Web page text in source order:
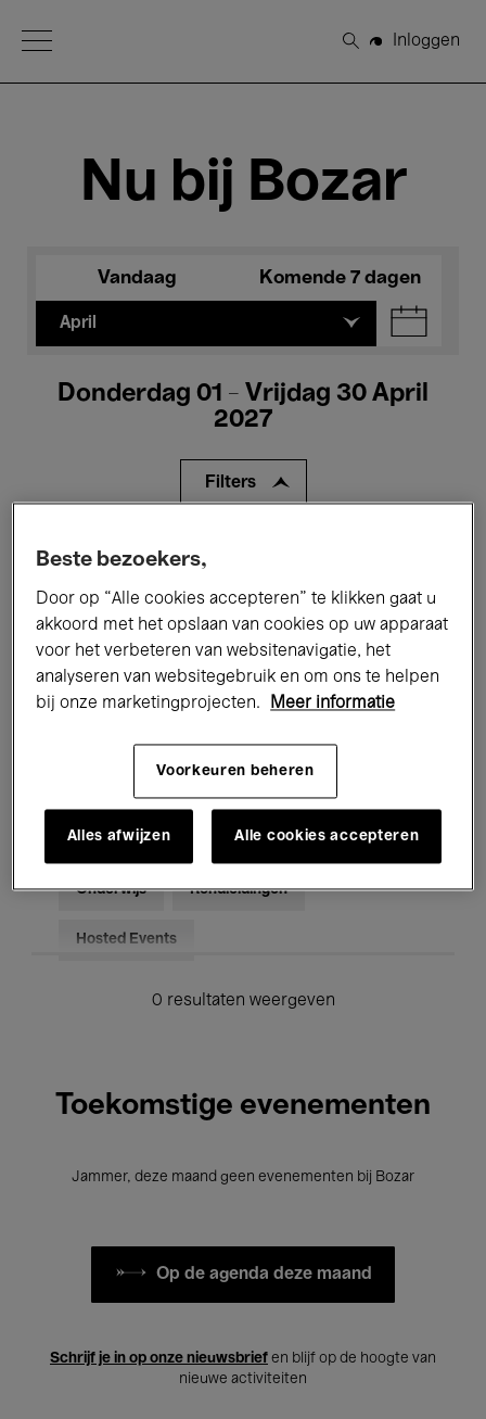
Open Menu
Zoeken
Inloggen
Nu bij Bozar
Vandaag Komende 7 dagen
April
Donderdag 01 - Vrijdag 30 April
2027
Filters
Alle evenementen
Tentoonstellingen Films
Performances Lezingen & Debatten
Jazz Klassieke Muziek Global Music
Voor iedereen Kids’ Palace
Onderwijs Rondleidingen
Hosted Events
0 resultaten weergeven
Toekomstige evenementen
Jammer, deze maand geen evenementen bij Bozar
Op de agenda deze maand
Schrijf je in op onze nieuwsbrief en blijf op de hoogte van
nieuwe activiteiten
Beste bezoekers,
Door op “Alle cookies accepteren” te klikken gaat u
akkoord met het opslaan van cookies op uw apparaat
voor het verbeteren van websitenavigatie, het
analyseren van websitegebruik en om ons te helpen
bij onze marketingprojecten.
Meer informatie
Voorkeuren beheren
Alles afwijzen Alle cookies accepteren